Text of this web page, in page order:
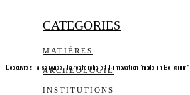
CATEGORIES
MATIÈRES
ARCHEOLOGIE
INSTITUTIONS
Découvrez la science, la recherche et l’innovation "made in Belgium"